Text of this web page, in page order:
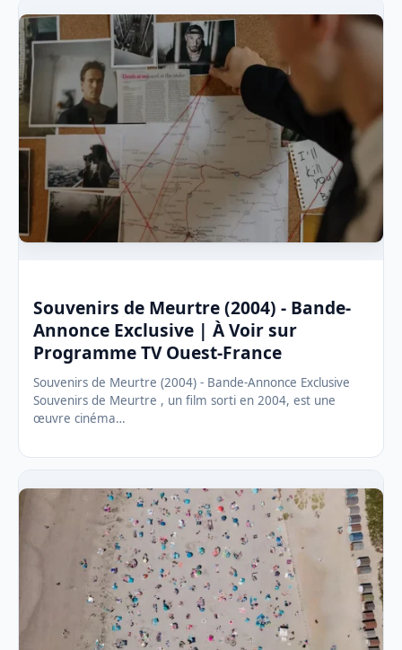
Souvenirs de Meurtre (2004) - Bande-
Annonce Exclusive | À Voir sur
Programme TV Ouest-France
Souvenirs de Meurtre (2004) - Bande-Annonce Exclusive
Souvenirs de Meurtre , un film sorti en 2004, est une
œuvre cinéma…